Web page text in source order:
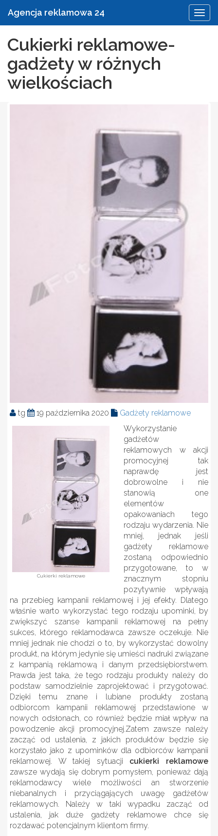
Agencja reklamowa 24
Cukierki reklamowe-
gadżety w różnych
wielkościach
tg 19 października 2020 Gadżety reklamowe
Cukierki reklamowe
Wykorzystanie
gadżetów
reklamowych w akcji
promocyjnej tak
naprawdę jest
dobrowolne i nie
stanowią one
elementów
opakowaniach tego
rodzaju wydarzenia. Nie
mniej, jednak jeśli
gadżety reklamowe
zostaną odpowiednio
przygotowane, to w
znacznym stopniu
pozytywnie wpływają
na przebieg kampanii reklamowej i jej efekty. Dlatego
właśnie warto wykorzystać tego rodzaju upominki, by
zwiększyć szanse kampanii reklamowej na pełny
sukces, którego reklamodawca zawsze oczekuje. Nie
mniej jednak nie chodzi o to, by wykorzystać dowolny
produkt, na którym jedynie się umieści nadruki związane
z kampanią reklamową i danym przedsiębiorstwem.
Prawda jest taka, że tego rodzaju produkty należy do
podstaw samodzielnie zaprojektować i przygotować.
Dzięki temu znane i lubiane produkty zostaną
odbiorcom kampanii reklamowej przedstawione w
nowych odsłonach, co również będzie miał wpływ na
powodzenie akcji promocyjnej.Zatem zawsze należy
zacząć od ustalenia, z jakich produktów będzie się
korzystało jako z upominków dla odbiorców kampanii
reklamowej. W takiej sytuacji cukierki reklamowe
zawsze wydają się dobrym pomysłem, ponieważ dają
reklamodawcy wiele możliwości an stworzenie
niebanalnych i przyciągających uwagę gadżetów
reklamowych. Należy w taki wypadku zacząć od
ustalenia, jak duże gadżety reklamowe chce się
rozdawać potencjalnym klientom firmy.